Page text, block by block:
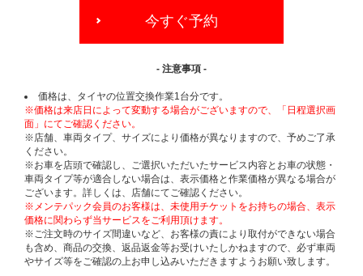
今すぐ予約
- 注意事項 -
価格は、タイヤの位置交換作業1台分です。
※価格は来店日によって変動する場合がございますので、「日程選択画
面」にてご確認ください。
※店舗、車両タイプ、サイズにより価格が異なりますので、予めご了承
ください。
※お車を店頭で確認し、ご選択いただいたサービス内容とお車の状態・
車両タイプ等が適合しない場合は、表示価格と作業価格が異なる場合が
ございます。詳しくは、店舗にてご確認ください。
※メンテパック会員のお客様は、未使用チケットをお持ちの場合、表示
価格に関わらず当サービスをご利用頂けます。
※ご注文時のサイズ間違いなど、お客様の責により取付ができない場合
も含め、商品の交換、返品返金等お受けいたしかねますので、必ず車両
やサイズ等をご確認の上お申し込みいただきますようお願い致します。